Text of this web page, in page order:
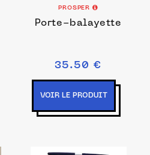
PROSPER
Porte-balayette
35.50 €
VOIR LE PRODUIT